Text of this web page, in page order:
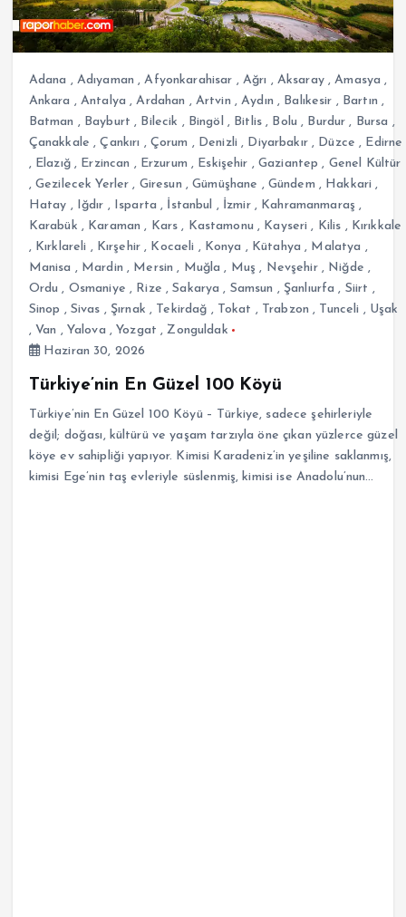
Adana , Adıyaman ,Afyonkarahisar , Ağrı , Aksaray,Amasya ,
Ankara , Antalya ,Ardahan , Artvin ,Aydın , Balıkesir , Bartın ,
Batman , Bayburt , Bilecik , Bingöl , Bitlis , Bolu , Burdur , Bursa ,
Çanakkale ,Çankırı , Çorum , Denizli , Diyarbakır, Düzce , Edirne
, Elazığ, Erzincan , Erzurum , Eskişehir , Gaziantep , Genel Kültür
, Gezilecek Yerler , Giresun ,Gümüşhane , Gündem , Hakkari ,
Hatay , Iğdır , Isparta , İstanbul , İzmir, Kahramanmaraş ,
Karabük , Karaman , Kars , Kastamonu , Kayseri , Kilis , Kırıkkale
, Kırklareli , Kırşehir, Kocaeli , Konya , Kütahya , Malatya ,
Manisa , Mardin , Mersin , Muğla , Muş , Nevşehir, Niğde ,
Ordu , Osmaniye , Rize ,Sakarya , Samsun , Şanlıurfa , Siirt ,
Sinop , Sivas , Şırnak , Tekirdağ , Tokat , Trabzon , Tunceli , Uşak
, Van , Yalova ,Yozgat ,Zonguldak
Haziran 30, 2026
Türkiye’nin En Güzel 100 Köyü
Türkiye’nin En Güzel 100 Köyü – Türkiye, sadece şehirleriyle
değil; doğası, kültürü ve yaşam tarzıyla öne çıkan yüzlerce güzel
köye ev sahipliği yapıyor. Kimisi Karadeniz’in yeşiline saklanmış,
kimisi Ege’nin taş evleriyle süslenmiş, kimisi ise Anadolu’nun…